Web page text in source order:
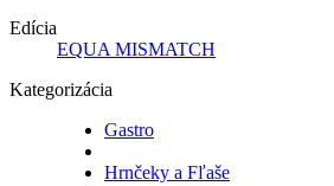
Edícia
EQUA MISMATCH
Kategorizácia
Gastro
Hrnčeky a Fľaše